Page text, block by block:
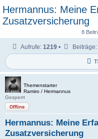
Hermannus: Meine
Zusatzversicherung
8
Aufrufe: 1219• Beiträge:
Themenstarter
Ramiro / Hermannus
Gesperrt
Offline
Hermannus: Meine
Zusatzversicherung